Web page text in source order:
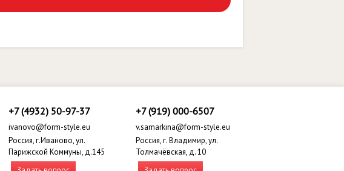
+7 (4932) 50-97-37
ivanovo@form-style.eu
Россия, г.Иваново, ул.
Парижской Коммуны, д.145
+7 (919) 000-6507
v.samarkina@form-style.eu
Россия, г. Владимир, ул.
Толмачёвская, д. 10